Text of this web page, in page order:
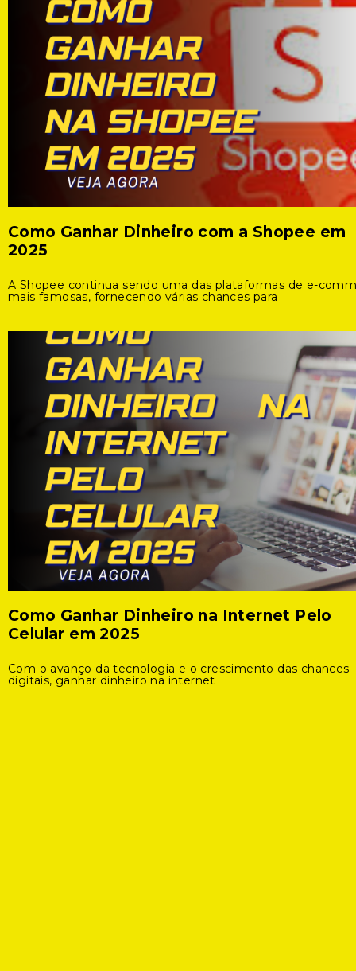
Como Ganhar Dinheiro com a Shopee em
2025
A Shopee continua sendo uma das plataformas de e-
mais famosas, fornecendo várias chances para
Como Ganhar Dinheiro na Internet Pelo
Celular em 2025
Com o avanço da tecnologia e o crescimento das chances
digitais, ganhar dinheiro na internet